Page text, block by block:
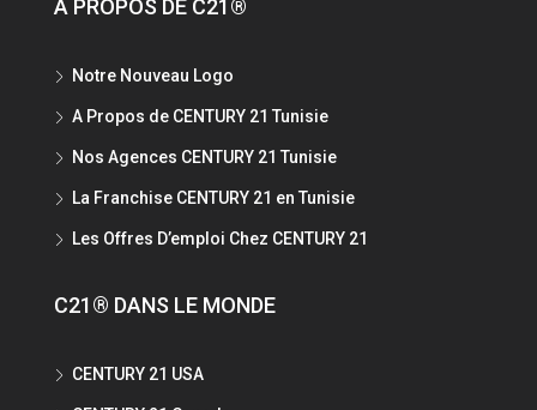
A PROPOS DE C21®
Notre Nouveau Logo
A Propos de CENTURY 21 Tunisie
Nos Agences CENTURY 21 Tunisie
La Franchise CENTURY 21 en Tunisie
Les Offres D’emploi Chez CENTURY 21
C21® DANS LE MONDE
CENTURY 21 USA